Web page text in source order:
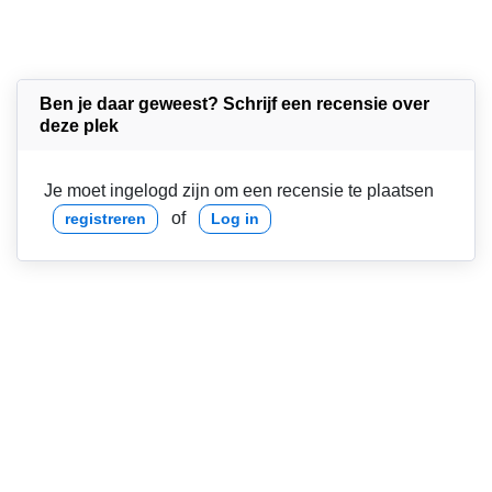
Ben je daar geweest? Schrijf een recensie over
deze plek
Je moet ingelogd zijn om een recensie te plaatsen
registreren of Log in